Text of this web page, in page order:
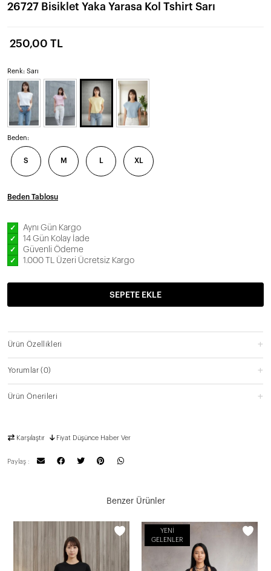
26727 Bisiklet Yaka Yarasa Kol Tshirt Sarı
250,00 TL
Renk: Sarı
Beden:
S M L XL
Beden Tablosu
SEPETE EKLE
✓ Aynı Gün Kargo
✓ 14 Gün Kolay İade
✓ Güvenli Ödeme
✓ 1.000 TL Üzeri Ücretsiz Kargo
Ürün Özellikleri
Yorumlar(0)
Ürün Önerileri
Karşılaştır Fiyat Düşünce Haber Ver
Paylaş :
Benzer Ürünler
YENI
GELENLER